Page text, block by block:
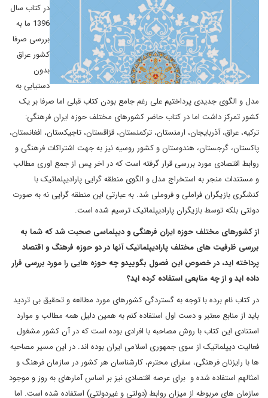
در کتاب سال
1396 ما به
بررسی صرفا
کشور عراق
بدون
دستیابی به
مدل و الگوی جدیدی پرداختیم علی رغم جامع بودن کتاب قبلی اما صرفا بر یک
کشور تمرکز داشت اما در کتاب حاضر کشورهای مختلف حوزه ایران فرهنگی:
ترکیه، عراق، آذربایجان، ارمنستان، ترکمنستان، قزاقستان، تاجیکستان، افغانستان،
پاکستان، گرجستان، هندوستان و کشور روسیه نیز به جهت اشتراکات فرهنگی و
روابط اقتصادی مورد بررسی قرار گرفته است که در اخر پس از جمع اوری مطالب
و مستندات منجر به استخراج مدل و الگوی منطقه گرایی پارادیپلماتیک با
کنشگری بازیگران فراملی و فروملی شد. به عبارتی این منطقه گرایی نه به صورت
دولتی بلکه توسط بازیگران پارادیپلماتیک ترسیم شده است.
از کشورهای مختلف حوزه ایران فرهنگی و دیپلماسی صحبت شد که شما به
بررسی ظرفیت های مختلف پارادیپلماتیک آنها در دو حوزه فرهنگ و اقتصاد
پرداخته اید، در خصوص این فصول بگوییدو چه حوزه هایی را مورد بررسی قرار
داده اید و از چه منابعی استفاده کرده اید؟
در کتاب نام برده با توجه به گستردگی کشورهای مورد مطالعه و تحقیق بی تردید
باید از منابع معتبر و دست اول استفاده کنم به همین دلیل همه مطالب و موارد
استنادی این کتاب با روش مصاحبه با افرادی بوده است که در آن کشور مشغول
فعالیت دیپلماتیک از سوی جمهوری اسلامی ایران بوده اند. در این مسیر مصاحبه
ها با رایزنان فرهنگی، سفرای محترم، کارشناسان هر کشور در سازمان فرهنگ و
امثالهم استفاده شده و برای عرصه اقتصادی نیز بر اساس آمارهای به روز و موجود
سازمان های مربوطه از میزان روابط (دولتی و غیردولتی) استفاده شده است. اما